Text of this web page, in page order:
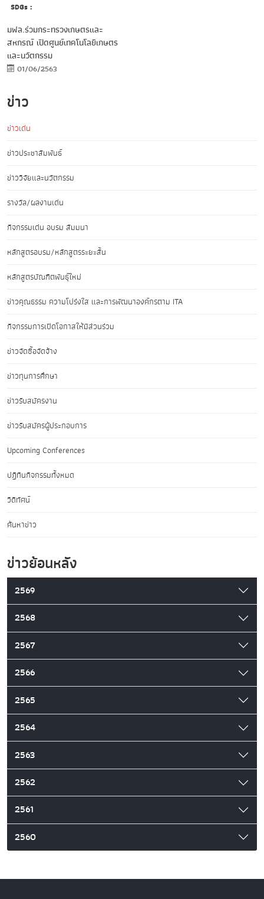
SDGs :
มฟล.ร่วมกระทรวงเกษตรและ
สหกรณ์ เปิดศูนย์เทคโนโลยีเกษตร
และนวัตกรรม
01/06/2563
ข่าว
ข่าวเด่น
ข่าวประชาสัมพันธ์
ข่าววิจัยและนวัตกรรม
รางวัล/ผลงานเด่น
กิจกรรมเด่น อบรม สัมมนา
หลักสูตรอบรม/หลักสูตรระยะสั้น
หลักสูตรบัณฑิตพันธุ์ใหม่
ข่าวคุณธรรม ความโปร่งใส และการพัฒนาองค์กรตาม ITA
กิจกรรมการเปิดโอกาสให้มีส่วนร่วม
ข่าวจัดซื้อจัดจ้าง
ข่าวทุนการศึกษา
ข่าวรับสมัครงาน
ข่าวรับสมัครผู้ประกอบการ
Upcoming Conferences
ปฏิทินกิจกรรมทั้งหมด
วิดีทัศน์
ค้นหาข่าว
ข่าวย้อนหลัง
2569
2568
2567
2566
2565
2564
2563
2562
2561
2560